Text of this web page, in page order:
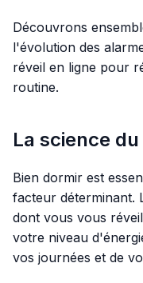
Découvrons
l'évolution des
réveil en ligne pour
routine.
La science
Bien dormir est
facteur déterminant.
dont vous vous
votre niveau
vos journées et de